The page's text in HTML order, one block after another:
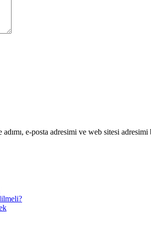
e-posta adresimi ve web sitesi adresimi